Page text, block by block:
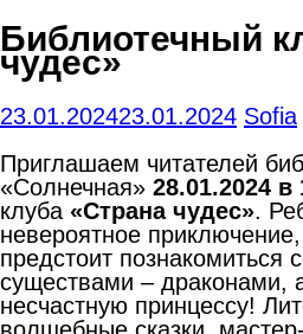
Библиотечный
чудес»
23.01.202423.01.2024 Sofia
Приглашаем читателей
«Солнечная» 28.01.2024 в
клуба «Страна чудес».
невероятное
предстоит познакомиться
существами – драконами,
несчастную принцессу!